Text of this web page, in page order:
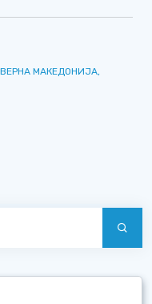
МАКЕДОНИЈА,